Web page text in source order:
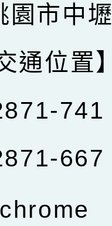
園市中
通位置
741
667